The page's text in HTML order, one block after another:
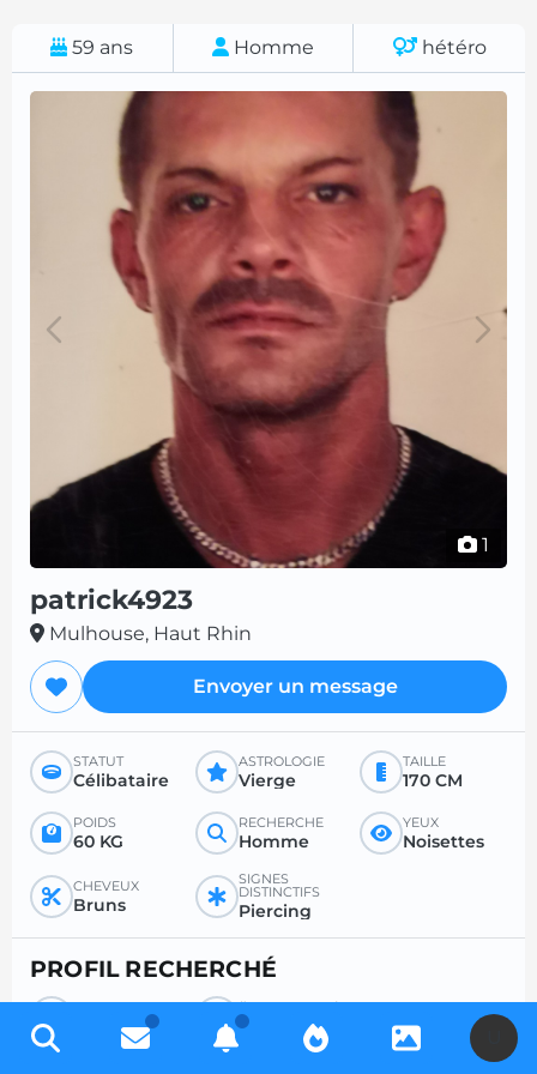
59 ans Homme hétéro
1
patrick4923
Mulhouse, Haut Rhin
Envoyer un message
STATUT
Célibataire
ASTROLOGIE
Vierge
TAILLE
170 CM
POIDS
60 KG
RECHERCHE
Homme
YEUX
Noisettes
CHEVEUX
Bruns
SIGNES
DISTINCTIFS
Piercing
PROFIL RECHERCHÉ
RECHERCHE
Femme
ÂGE SOUHAITÉ
-